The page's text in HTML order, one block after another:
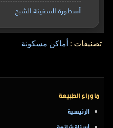
أسطورة السفينة الشبح
تصنيفات : أماكن مسكونة
ما وراء الطبيعة
الرئيسية